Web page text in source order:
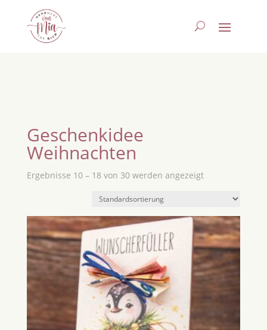
Geschenkidee
Weihnachten
Ergebnisse 10 – 18 von 30 werden angezeigt